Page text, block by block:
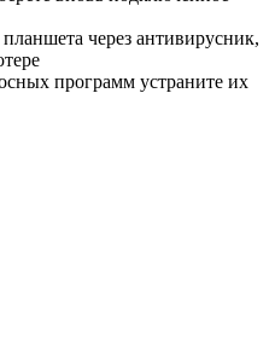
через антивирусник,
программ устраните их